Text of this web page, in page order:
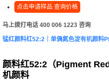
点击申请样品 查询价格
马上拨打电话 400 006 1223 咨询
锰红颜料红52:2｜单偶氮色淀有机颜料
颜料红52:2（Pigment
机颜料